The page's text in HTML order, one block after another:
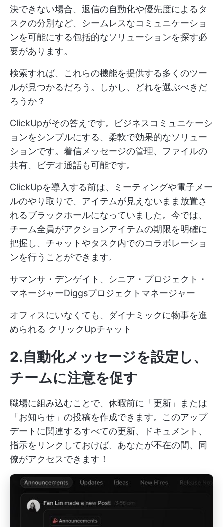
決できない場合、返信の自動化や優先度によるタ
スクの分別など、シームレスなコミュニケーショ
ンを可能にする包括的なソリューションを探す必
要があります。
検索すれば、これらの機能を提供する多くのツー
ルが見つかるだろう。しかし、どれを選ぶべきだ
ろうか？
ClickUpがその答えです。ビジネスコミュニケーシ
ョンをシンプルにする、柔軟で効果的なソリュー
ションです。着信メッセージの管理、ファイルの
共有、ビデオ通話も可能です。
ClickUpを導入する前は、ミーティングや電子メー
ルのやり取りで、アイテムが見えないまま放置さ
れるブラックホールになっていました。今では、
チーム全員がアクションアイテムの期限を明確に
把握し、チャットやタスク内でのコラボレーショ
ンを行うことができます。
サマンサ・デンゲイト、シニア・プロジェクト・
マネージャーDiggsプロジェクトマネージャー
オフィスにいなくても、ダイナミックに物事を進
められる クリックUpチャット
2.自動化メッセージを設定し、
チームに注意を促す
職場に組み込むことで、休暇前に「更新」または
「お知らせ」の投稿を作成できます。このアップ
デートに関連するすべての更新、ドキュメント、
指示をリンクしておけば、あなたが不在の間、同
僚がアクセスできます！